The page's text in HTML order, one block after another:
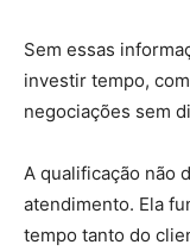
Sem essas
investir tempo,
negociações sem
A qualificação não
atendimento. Ela
tempo tanto do